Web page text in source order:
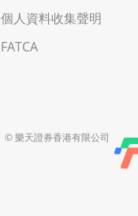
個人資料收集聲明
FATCA
© 樂天證券香港有限公司